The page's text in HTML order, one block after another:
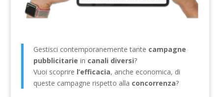
Gestisci contemporanemente tante campagne
pubblicitarie in canali diversi?
Vuoi scoprire l’efficacia, anche economica, di
queste campagne rispetto alla concorrenza?